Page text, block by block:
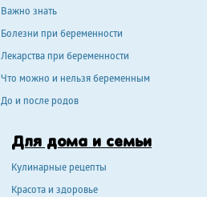
Важно знать
Болезни при беременности
Лекарства при беременности
Что можно и нельзя беременным
До и после родов
Для дома и семьи
Кулинарные рецепты
Красота и здоровье